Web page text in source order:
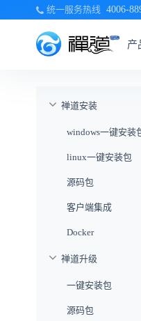
统一服务热线 4006-
产
禅道安装
windows一键安装
linux一键安装包
源码包
客户端集成
Docker
禅道升级
一键安装包
源码包